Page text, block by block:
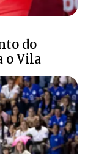
do
o Vila